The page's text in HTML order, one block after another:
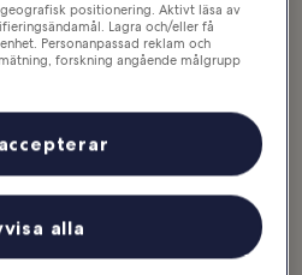
av bland annat målningar,
museet till Sveriges tredje största
erbjuder också
dig möjlighet att fördjupa dig mer i
på museet. Om du vill ägna dig åt
positionering. Aktivt läsa av
Lagra och/eller få
Personanpassad reklam och
forskning angående målgrupp
alla